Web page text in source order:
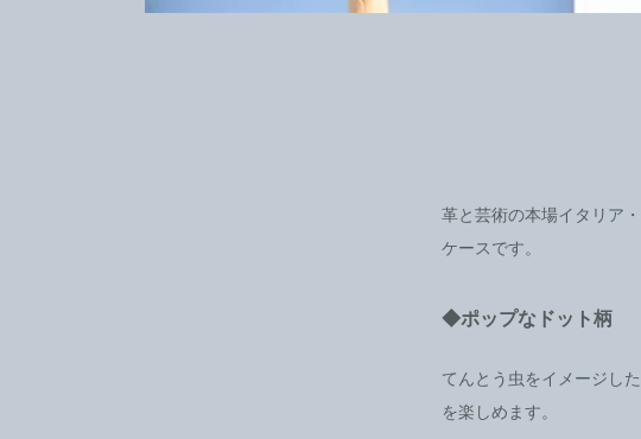
革と芸術の本場イタリア
ケースです。
◆ポップなドット柄
てんとう虫をイメージし
を楽しめます。